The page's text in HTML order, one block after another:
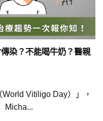
染？不能喝牛奶？醫親
Vitiligo Day）」，
Micha...